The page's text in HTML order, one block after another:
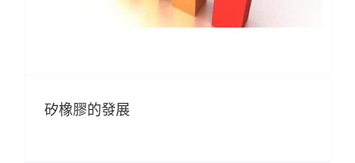
矽橡膠的發展